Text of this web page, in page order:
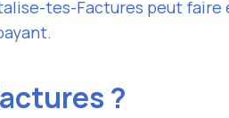
tes-Factures peut faire
?